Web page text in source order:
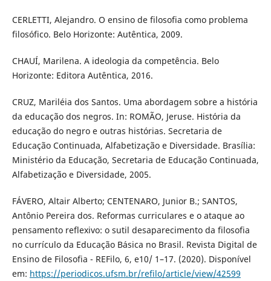
CERLETTI, Alejandro. O ensino de filosofia como problema
filosófico. Belo Horizonte: Autêntica, 2009.
CHAUÍ, Marilena. A ideologia da competência. Belo
Horizonte: Editora Autêntica, 2016.
CRUZ, Mariléia dos Santos. Uma abordagem sobre a história
da educação dos negros. In: ROMÃO, Jeruse. História da
educação do negro e outras histórias. Secretaria de
Educação Continuada, Alfabetização e Diversidade. Brasília:
Ministério da Educação, Secretaria de Educação Continuada,
Alfabetização e Diversidade, 2005.
FÁVERO, Altair Alberto; CENTENARO, Junior B.; SANTOS,
Antônio Pereira dos. Reformas curriculares e o ataque ao
pensamento reflexivo: o sutil desaparecimento da filosofia
no currículo da Educação Básica no Brasil. Revista Digital de
Ensino de Filosofia - REFilo, 6, e10/ 1–17. (2020). Disponível
em: https://periodicos.ufsm.br/refilo/article/view/42599